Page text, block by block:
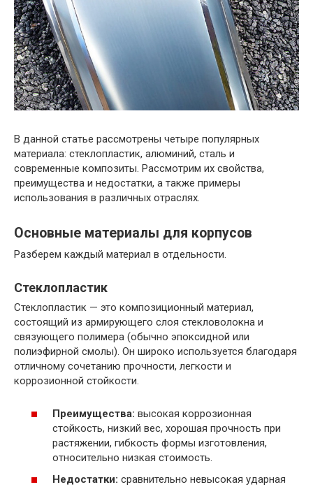
В данной статье рассмотрены четыре популярных
материала: стеклопластик, алюминий, сталь и
современные композиты. Рассмотрим их свойства,
преимущества и недостатки, а также примеры
использования в различных отраслях.
Основные материалы для корпусов
Разберем каждый материал в отдельности.
Стеклопластик
Стеклопластик — это композиционный материал,
состоящий из армирующего слоя стекловолокна и
связующего полимера (обычно эпоксидной или
полиэфирной смолы). Он широко используется благодаря
отличному сочетанию прочности, легкости и
коррозионной стойкости.
Преимущества: высокая коррозионная
стойкость, низкий вес, хорошая прочность при
растяжении, гибкость формы изготовления,
относительно низкая стоимость.
Недостатки: сравнительно невысокая ударная